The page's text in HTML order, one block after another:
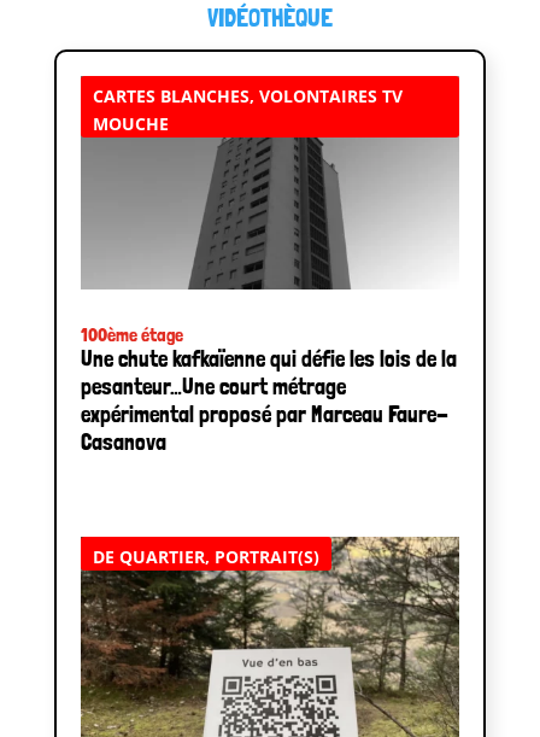
VIDÉOTHÈQUE
100ème étage
CARTES BLANCHES, VOLONTAIRES TV
MOUCHE
Une chute kafkaïenne qui défie les lois de la
pesanteur…Une court métrage
expérimental proposé par Marceau Faure-
Casanova
DE QUARTIER, PORTRAIT(S)